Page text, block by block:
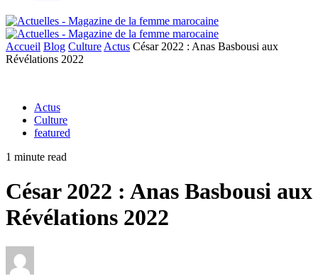
Accueil Blog Culture Actus César 2022 : Anas Basbousi aux
Révélations 2022
Actus
Culture
featured
1 minute read
César 2022 : Anas Basbousi aux
Révélations 2022